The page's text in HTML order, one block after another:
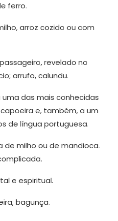
ferro.
arroz cozido ou com
revelado no
arrufo, calundu.
das mais conhecidas
e, também, a um
de língua portuguesa.
de milho ou de mandioca.
e espiritual.
bagunça.